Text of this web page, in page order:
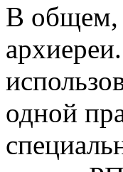
В общем,
одной